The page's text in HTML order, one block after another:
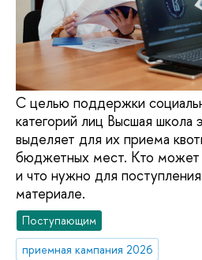
С целью поддержки
категорий лиц Высшая
выделяет для их приема
бюджетных мест. Кто может
и что нужно для
материале.
Поступающим
приемная кампания 2026